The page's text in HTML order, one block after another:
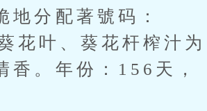
分配著號码：
叶、葵花杆榨汁为
香。年份：156天，